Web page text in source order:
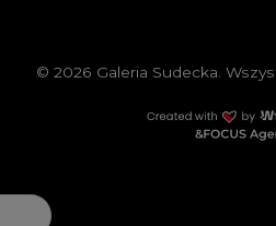
© 2026 Galeria Sudecka.